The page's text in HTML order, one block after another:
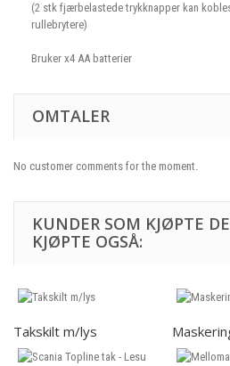
(2 stk fjærbelastede trykknapper kan
rullebrytere)
Bruker x4 AA batterier
OMTALER
No customer comments for the moment.
KUNDER SOM KJØPTE
KJØPTE OGSÅ:
Takskilt m/lys